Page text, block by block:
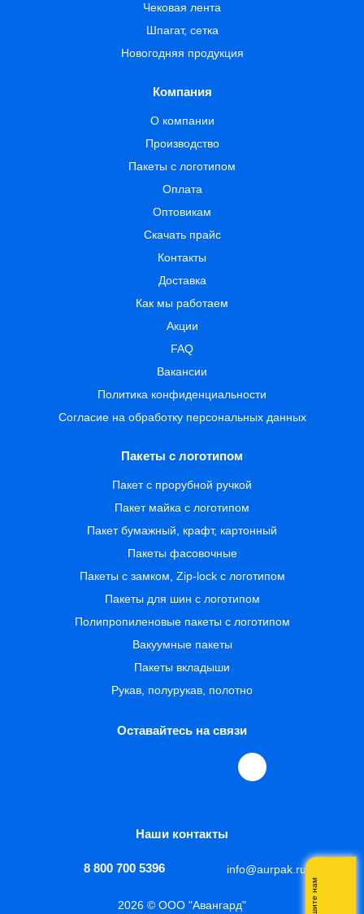
Чековая лента
Шпагат, сетка
Новогодняя продукция
Компания
О компании
Производство
Пакеты с логотипом
Оплата
Оптовикам
Скачать прайс
Контакты
Доставка
Как мы работаем
Акции
FAQ
Вакансии
Политика конфиденциальности
Согласие на обработку персональных данных
Пакеты с логотипом
Пакет с прорубной ручкой
Пакет майка с логотипом
Пакет бумажный, крафт, картонный
Пакеты фасовочные
Пакеты с замком, Zip-lock с логотипом
Пакеты для шин с логотипом
Полипропиленовые пакеты с логотипом
Вакуумные пакеты
Пакеты вкладыши
Рукав, полурукав, полотно
Оставайтесь на связи
Наши контакты
8 800 700 5396 info@aurpak.ru
2026 © ООО "Авангард"